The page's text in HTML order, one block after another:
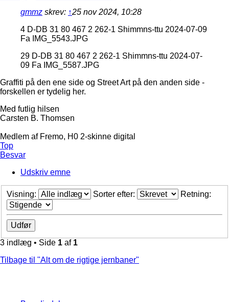
gmmz skrev: ↑25 nov 2024, 10:28
4 D-DB 31 80 467 2 262-1 Shimmns-ttu 2024-07-09
Fa IMG_5543.JPG
29 D-DB 31 80 467 2 262-1 Shimmns-ttu 2024-07-
09 Fa IMG_5587.JPG
Graffiti på den ene side og Street Art på den anden side -
forskellen er tydelig her.
Med futlig hilsen
Carsten B. Thomsen
Medlem af Fremo, H0 2-skinne digital
Top
Besvar
Udskriv emne
Visning: Sorter efter: Retning:
3 indlæg • Side 1 af 1
Tilbage til "Alt om de rigtige jernbaner"